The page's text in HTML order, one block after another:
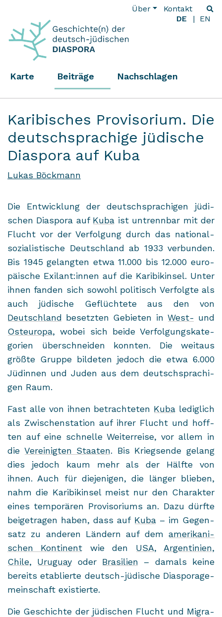
Über
Kontakt
DE
EN
Karte Beiträge Nachschlagen
Karibisches Provisorium. Die
deutschsprachige jüdische
Diaspora auf Kuba
Lukas Böckmann
Die Ent­wick­lung der deutsch­spra­chi­gen jü­di­
schen Dia­spo­ra auf Kuba ist un­trenn­bar mit der
Flucht vor der Ver­fol­gung durch das na­tio­nal­
so­zia­lis­ti­sche Deutsch­land ab 1933 ver­bun­den.
Bis 1945 ge­lang­ten etwa 11.000 bis 12.000 eu­ro­
päi­sche Exi­lant:innen auf die Ka­ri­bik­in­sel. Unter
ihnen fan­den sich so­wohl po­li­tisch Ver­folg­te als
auch jü­di­sche Ge­flüch­te­te aus den von
Deutsch­land be­setz­ten Ge­bie­ten in West- und
Ost­eu­ro­pa, wobei sich beide Ver­fol­gungs­ka­te­
go­rien über­schnei­den konn­ten. Die weit­aus
größ­te Grup­pe bil­de­ten je­doch die etwa 6.000
Jü­din­nen und Juden aus dem deutsch­spra­chi­
gen Raum.
Fast alle von ihnen be­trach­te­ten Kuba le­dig­lich
als Zwi­schen­sta­ti­on auf ihrer Flucht und hoff­
ten auf eine schnel­le Wei­ter­rei­se, vor allem in
die Ver­ei­nig­ten Staa­ten. Bis Kriegs­en­de ge­lang
dies je­doch kaum mehr als der Hälf­te von
ihnen. Auch für die­je­ni­gen, die län­ger blie­ben,
nahm die Ka­ri­bik­in­sel meist nur den Cha­rak­ter
eines tem­po­rä­ren Pro­vi­so­ri­ums an. Dazu dürf­te
bei­getra­gen haben, dass auf Kuba– im Ge­gen­
satz zu an­de­ren Län­dern auf dem ame­ri­ka­ni­
schen Kon­ti­nent wie den USA, Ar­gen­ti­ni­en,
Chile, Uru­gu­ay oder Bra­si­li­en – da­mals keine
be­reits eta­blier­te deutsch-​jüdische Dia­spo­ra­ge­
mein­schaft exis­tier­te.
Die Ge­schich­te der jü­di­schen Flucht und Mi­gra­